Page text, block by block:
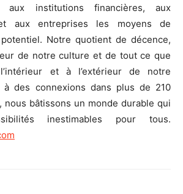
aux institutions financières, aux
aux entreprises les moyens de
Notre quotient de décence,
de notre culture et de tout ce que
et à l’extérieur de notre
à des connexions dans plus de 210
nous bâtissons un monde durable qui
inestimables pour tous.